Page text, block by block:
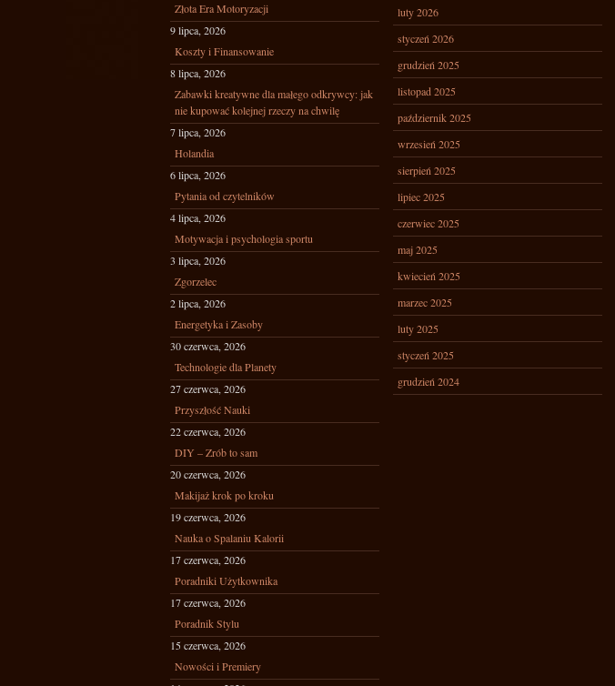
Złota Era Motoryzacji
9 lipca, 2026
Koszty i Finansowanie
8 lipca, 2026
Zabawki kreatywne dla małego odkrywcy: jak
nie kupować kolejnej rzeczy na chwilę
7 lipca, 2026
Holandia
6 lipca, 2026
Pytania od czytelników
4 lipca, 2026
Motywacja i psychologia sportu
3 lipca, 2026
Zgorzelec
2 lipca, 2026
Energetyka i Zasoby
30 czerwca, 2026
Technologie dla Planety
27 czerwca, 2026
Przyszłość Nauki
22 czerwca, 2026
DIY – Zrób to sam
20 czerwca, 2026
Makijaż krok po kroku
19 czerwca, 2026
Nauka o Spalaniu Kalorii
17 czerwca, 2026
Poradniki Użytkownika
17 czerwca, 2026
Poradnik Stylu
15 czerwca, 2026
Nowości i Premiery
luty 2026
styczeń 2026
grudzień 2025
listopad 2025
październik 2025
wrzesień 2025
sierpień 2025
lipiec 2025
czerwiec 2025
maj 2025
kwiecień 2025
marzec 2025
luty 2025
styczeń 2025
grudzień 2024